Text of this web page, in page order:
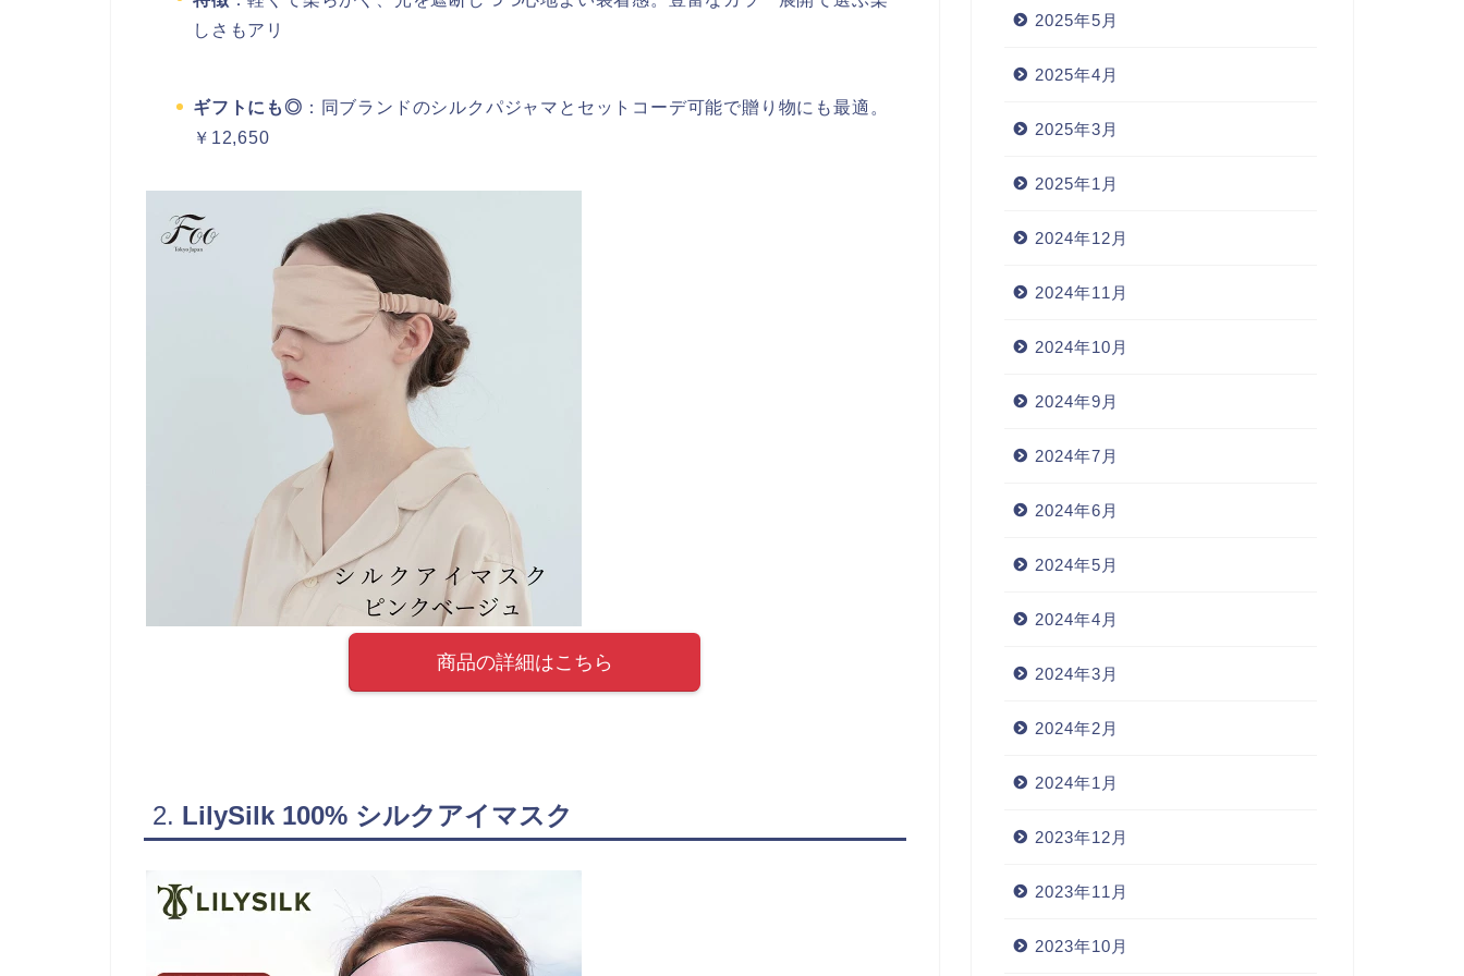
しさもアリ
ギフトにも◎ ：同ブランドのシルクパジャマとセットコーデ可能で贈り物にも最適。
￥12,650
商品の詳細はこちら
2. LilySilk 100% シルクアイマスク
2025年5月
2025年4月
2025年3月
2025年1月
2024年12月
2024年11月
2024年10月
2024年9月
2024年7月
2024年6月
2024年5月
2024年4月
2024年3月
2024年2月
2024年1月
2023年12月
2023年11月
2023年10月